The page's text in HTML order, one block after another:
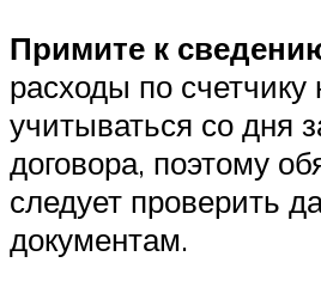
Примите к
расходы по
учитываться со дня
договора, поэтому
следует проверить
документам.